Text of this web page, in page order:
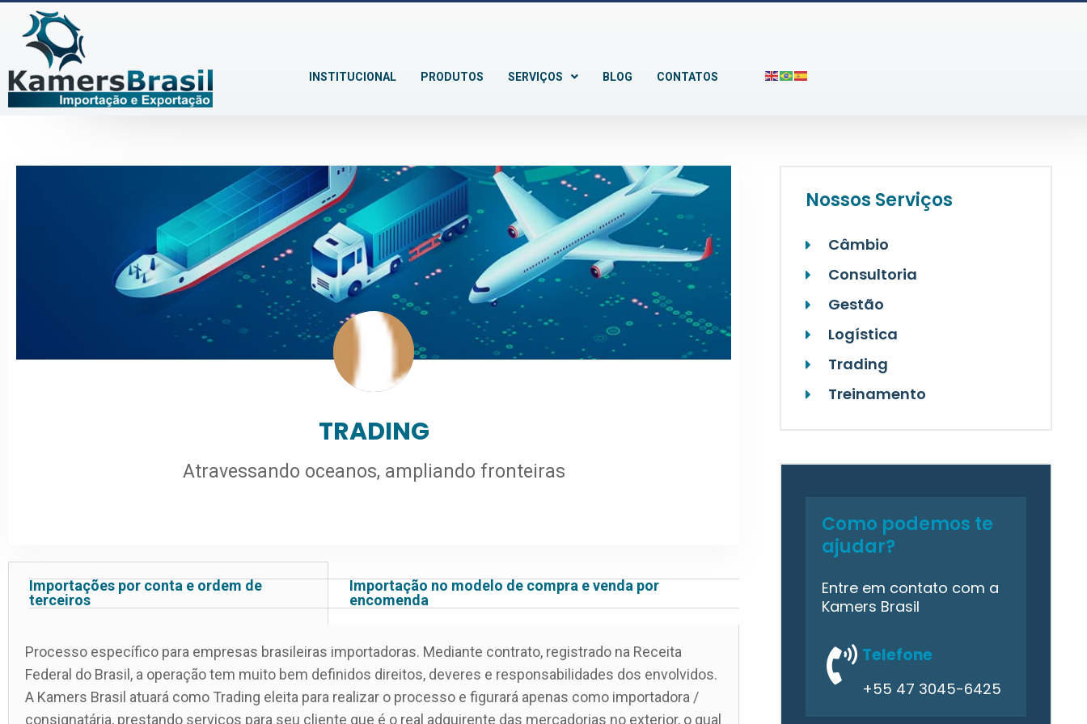
INSTITUCIONAL PRODUTOS SERVIÇOS BLOG CONTATOS
TRADING
Atravessando oceanos, ampliando fronteiras
Importações por conta e ordem de
terceiros
Importação no modelo de compra e venda por
encomenda
Processo específico para empresas brasileiras importadoras. Mediante contrato, registrado na Receita
Federal do Brasil, a operação tem muito bem definidos direitos, deveres e responsabilidades dos envolvidos.
A Kamers Brasil atuará como Trading eleita para realizar o processo e figurará apenas como importadora /
consignatária, prestando serviços para seu cliente que é o real adquirente das mercadorias no exterior, o qual
Nossos Serviços
Câmbio
Consultoria
Gestão
Logística
Trading
Treinamento
Como podemos te
ajudar?
Entre em contato com a
Kamers Brasil
Telefone
+55 47 3045-6425